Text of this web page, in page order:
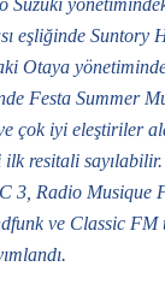
Suzuki
eşliğinde Suntory
Otaya
Festa Summer
çok iyi eleştiriler
ilk resitali
3, Radio Musique
ve Classic FM